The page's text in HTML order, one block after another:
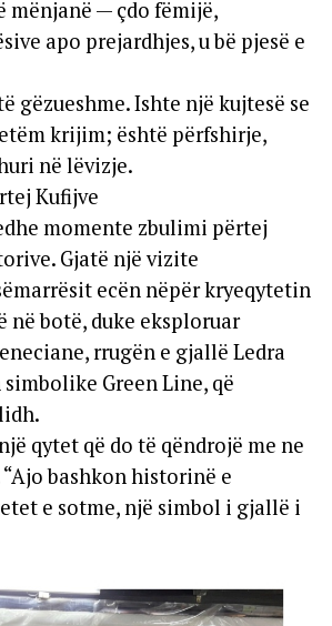
mënjanë — çdo fëmijë,
apo prejardhjes, u bë pjesë e
gëzueshme. Ishte një kujtesë se
krijim; është përfshirje,
në lëvizje.
Kufijve
momente zbulimi përtej
Gjatë një vizite
ecën nëpër kryeqytetin
në botë, duke eksploruar
rrugën e gjallë Ledra
Green Line, që
qytet që do të qëndrojë me ne
bashkon historinë e
e sotme, një simbol i gjallë i